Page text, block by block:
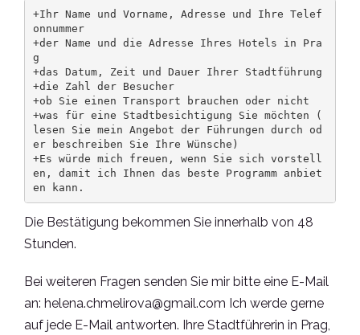
+Ihr Name und Vorname, Adresse und Ihre Telef
onnummer
+der Name und die Adresse Ihres Hotels in Pra
g
+das Datum, Zeit und Dauer Ihrer Stadtführung
+die Zahl der Besucher
+ob Sie einen Transport brauchen oder nicht
+was für eine Stadtbesichtigung Sie möchten (
lesen Sie mein Angebot der Führungen durch od
er beschreiben Sie Ihre Wünsche)
+Es würde mich freuen, wenn Sie sich vorstell
en, damit ich Ihnen das beste Programm anbiet
en kann.
Die Bestätigung bekommen Sie innerhalb von 48
Stunden.
Bei weiteren Fragen senden Sie mir bitte eine E-Mail
an: helena.chmelirova@gmail.com Ich werde gerne
auf jede E-Mail antworten. Ihre Stadtführerin in Prag,